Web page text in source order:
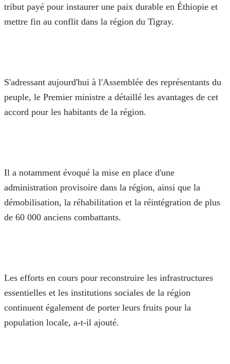
tribut payé pour instaurer une paix durable en Éthiopie et
mettre fin au conflit dans la région du Tigray.
S'adressant aujourd'hui à l'Assemblée des représentants du
peuple, le Premier ministre a détaillé les avantages de cet
accord pour les habitants de la région.
Il a notamment évoqué la mise en place d'une
administration provisoire dans la région, ainsi que la
démobilisation, la réhabilitation et la réintégration de plus
de 60 000 anciens combattants.
Les efforts en cours pour reconstruire les infrastructures
essentielles et les institutions sociales de la région
continuent également de porter leurs fruits pour la
population locale, a-t-il ajouté.